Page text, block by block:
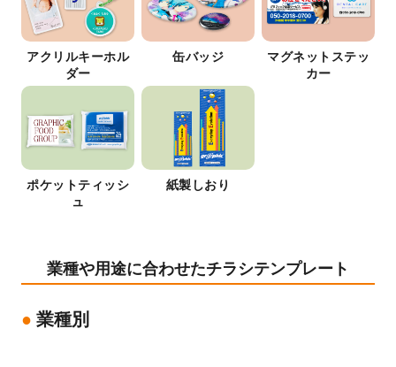
アクリルキーホル
ダー
缶バッジ
マグネットステッ
カー
ポケットティッシ
ュ
紙製しおり
業種や用途に合わせたチラシテンプレート
業種別